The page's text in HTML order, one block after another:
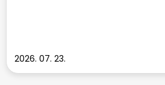
2026. 07. 23.